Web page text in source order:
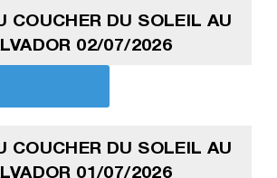
COUCHER DU SOLEIL AU
02/07/2026
COUCHER DU SOLEIL AU
01/07/2026